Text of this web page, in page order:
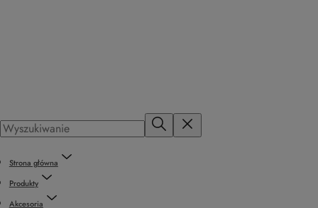
Strona główna
Produkty
Akcesoria